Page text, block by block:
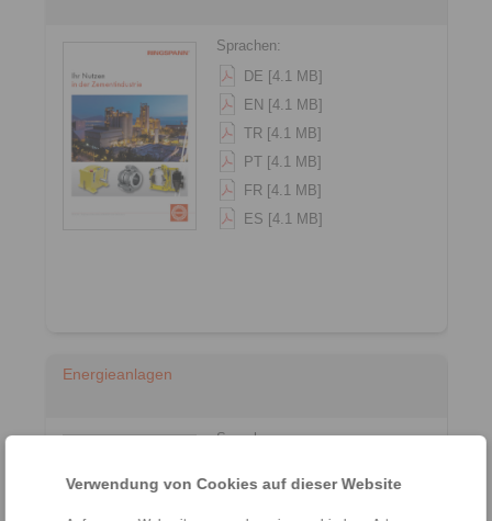
Verwendung von Cookies auf dieser Website
Sprachen:
DE [4.1 MB]
EN [4.1 MB]
TR [4.1 MB]
PT [4.1 MB]
FR [4.1 MB]
ES [4.1 MB]
Energieanlagen
Sprachen: